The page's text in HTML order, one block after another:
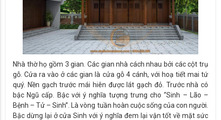
Nhà thờ họ gồm 3 gian. Các gian nhà cách nhau bởi các cột trụ
gỗ. Cửa ra vào ở các gian là cửa gỗ 4 cánh, với hoạ tiết mai tứ
quý. Nền gạch trước mái hiên được lát gạch đỏ. Trước nhà có
bậc Ngũ cấp. Bậc với ý nghĩa tượng trưng cho “Sinh – Lão –
Bệnh – Tử – Sinh”. Là vòng tuần hoàn cuộc sống của con người.
Bậc dừng lại ở cửa Sinh với ý nghĩa đem lại vận tốt về mặt sức